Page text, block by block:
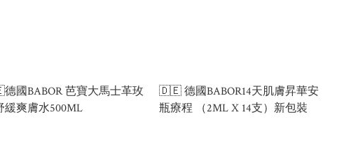
國BABOR 芭寶大馬士革玫
緩爽膚水500ML
🇩🇪 德國BABOR14天肌膚昇華安
瓶療程 （2ML X 14支）新包裝